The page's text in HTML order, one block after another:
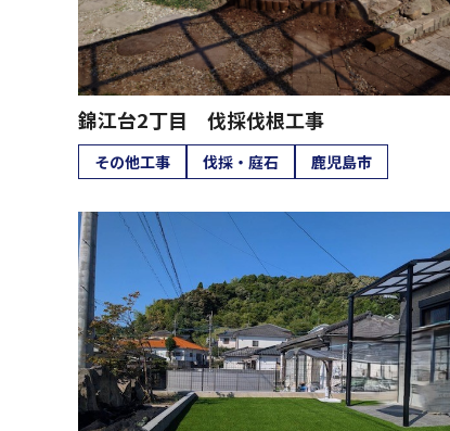
錦江台2丁目 伐採伐根工事
その他工事 伐採・庭石 鹿児島市